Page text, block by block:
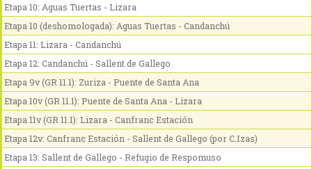
Etapa 10: Aguas Tuertas - Lizara
Etapa 10 (deshomologada): Aguas Tuertas - Candanchú
Etapa 11: Lizara - Candanchú
Etapa 12: Candanchú - Sallent de Gallego
Etapa 9v (GR 11.1): Zuriza - Puente de Santa Ana
Etapa 10v (GR 11.1): Puente de Santa Ana - Lizara
Etapa 11v (GR 11.1): Lizara - Canfranc Estación
Etapa 12v: Canfranc Estación - Sallent de Gallego (por C.Izas)
Etapa 13: Sallent de Gallego - Refugio de Respomuso